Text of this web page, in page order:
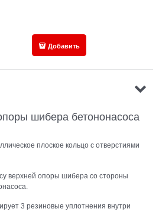
Добавить
шибера бетононасоса
плоское кольцо с отверстиями
верхней опоры шибера со стороны
3 резиновые уплотнения внутри